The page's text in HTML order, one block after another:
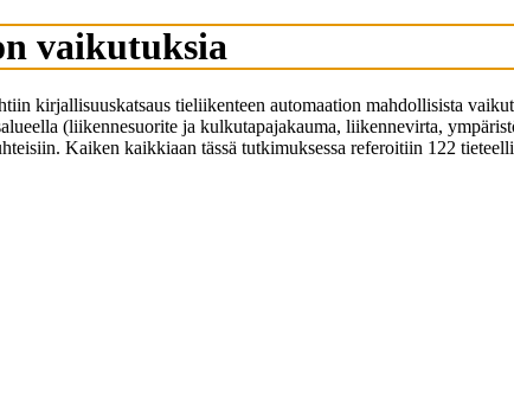
vaikutuksia
kirjallisuuskatsaus tieliikenteen automaation mahdollisista
(liikennesuorite ja kulkutapajakauma, liikennevirta,
Kaiken kaikkiaan tässä tutkimuksessa referoitiin 122